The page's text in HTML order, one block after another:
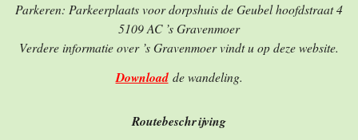
Parkeren: Parkeerplaats voor dorpshuis de Geubel hoofdstraat 4
5109 AC ’s Gravenmoer
Verdere informatie over ’s Gravenmoer vindt u op deze website.
Download de wandeling.
Routebeschrijving